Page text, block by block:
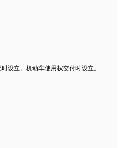
设立。机动车使用权交付时设立。